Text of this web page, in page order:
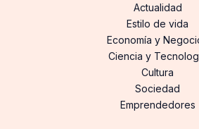
Actualidad
Estilo de vida
Economía y
Ciencia y
Cultura
Sociedad
Emprendedores